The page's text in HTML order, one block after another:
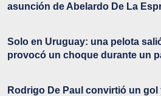
asunción de Abelardo De La
Solo en Uruguay: una pelota
provocó un choque durante un
Rodrigo De Paul convirtió un gol